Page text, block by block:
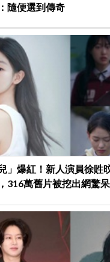
隨便選到傳奇
」爆紅！新人演員徐貹
316萬舊片被挖出網驚